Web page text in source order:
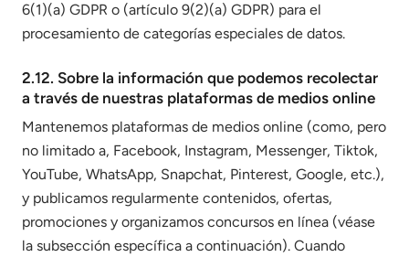
6(1)(a) GDPR o (artículo 9(2)(a) GDPR) para el
procesamiento de categorías especiales de datos.
2.12. Sobre la información que podemos recolectar
a través de nuestras plataformas de medios online
Mantenemos plataformas de medios online (como, pero
no limitado a, Facebook, Instagram, Messenger, Tiktok,
YouTube, WhatsApp, Snapchat, Pinterest, Google, etc.),
y publicamos regularmente contenidos, ofertas,
promociones y organizamos concursos en línea (véase
la subsección específica a continuación). Cuando